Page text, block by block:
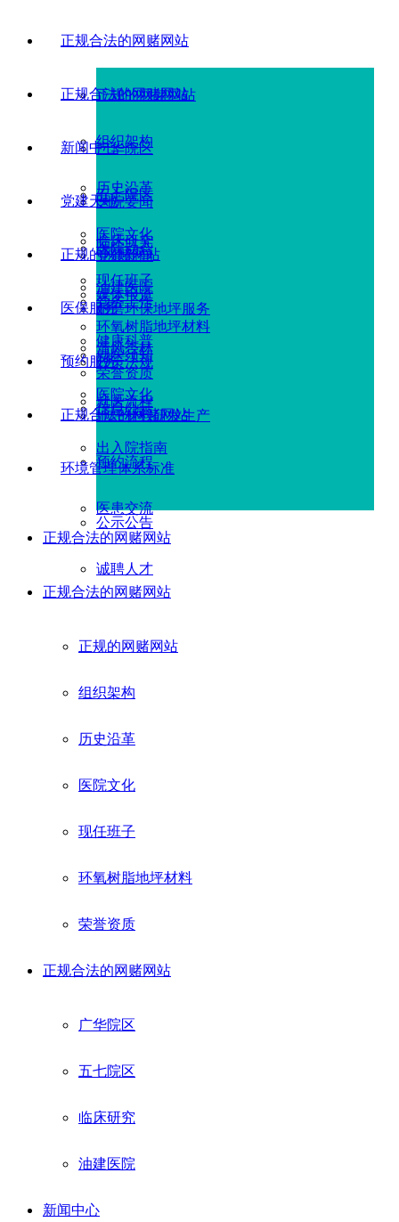
正规合法的网赌网站
正规的网赌网站
组织架构
历史沿革
医院文化
现任班子
环氧树脂地坪材料
荣誉资质
正规合法的网赌网站
广华院区
五七院区
临床研究
油建医院
新闻中心
医院要闻
医院动态
媒体报道
健康科普
党建天地
党建新闻
党务工作
清风杏林
医院文化
正规的网赌网站
耐磨环保地坪服务
就医须知
就医流程
出入院指南
医保服务
政策法规
信息公示
预约服务
地坪材料研发生产
预约流程
医患交流
正规合法的网赌网站
环境管理体系标准
公示公告
诚聘人才
正规合法的网赌网站
正规合法的网赌网站
正规的网赌网站
组织架构
历史沿革
医院文化
现任班子
环氧树脂地坪材料
荣誉资质
正规合法的网赌网站
广华院区
五七院区
临床研究
油建医院
新闻中心